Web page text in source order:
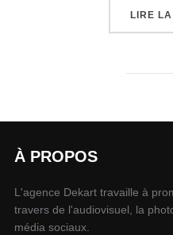
LIRE
À PROPOS
L'agence Dekart travaille à
travers de l'audiovisuel, la
média sociaux.